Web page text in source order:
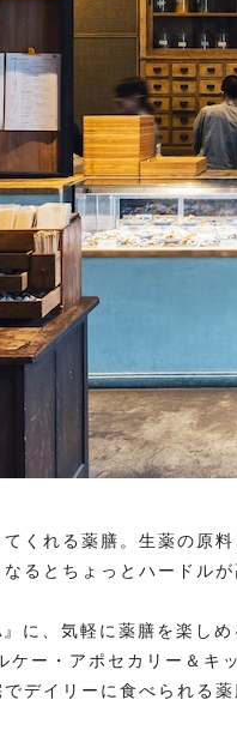
くれる薬膳。生薬の原
るとちょっとハードルが
に、気軽に薬膳を楽し
ー・アポセカリー＆キ
デイリーに食べられる